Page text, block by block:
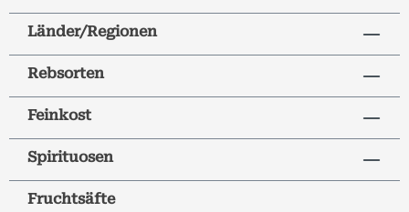
Länder/Regionen
Rebsorten
Feinkost
Spirituosen
Fruchtsäfte